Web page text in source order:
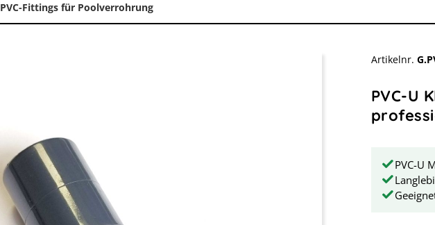
PVC-Fittings für Poolverrohrung
Artikelnr.
PVC-U
PVC-U